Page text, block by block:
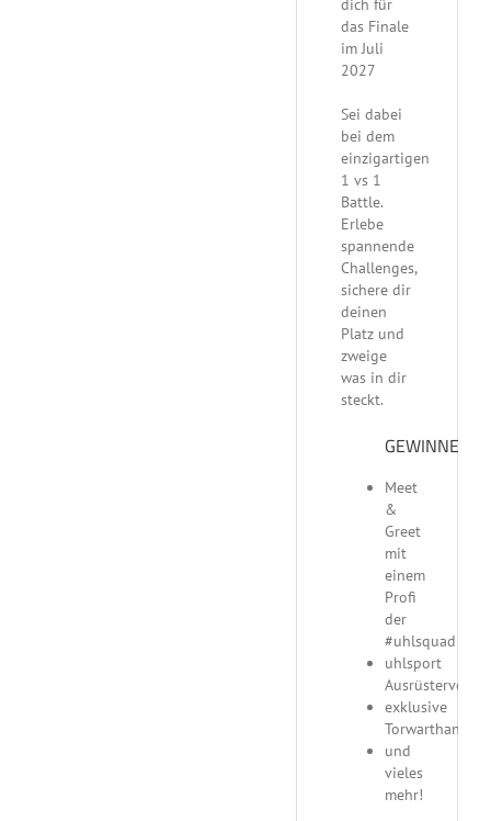
dich für
das Finale
im Juli
2027
Sei dabei
bei dem
einzigartigen
1 vs 1
Battle.
Erlebe
spannende
Challenges,
sichere dir
deinen
Platz und
zweige
was in dir
steckt.
GEWINNE:
Meet
&
Greet
mit
einem
Profi
der
#uhlsquad
uhlsport
exklusive
und
vieles
mehr!